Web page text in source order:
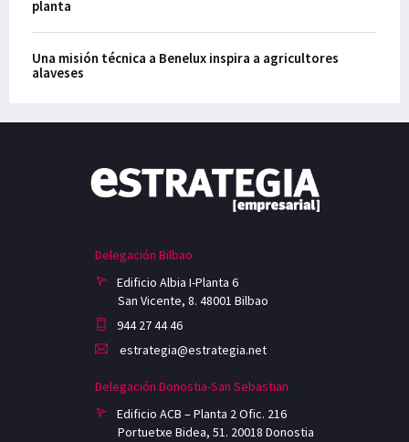
planta
Una misión técnica a Benelux inspira a agricultores
alaveses
Delegación Bilbao
Edificio Albia I-Planta 6
San Vicente, 8. 48001 Bilbao
944 27 44 46
estrategia@estrategia.net
Delegación Donostia-San Sebastian
Edificio ACB – Planta 2 Ofic. 216
Portuetxe Bidea, 51. 20018 Donostia